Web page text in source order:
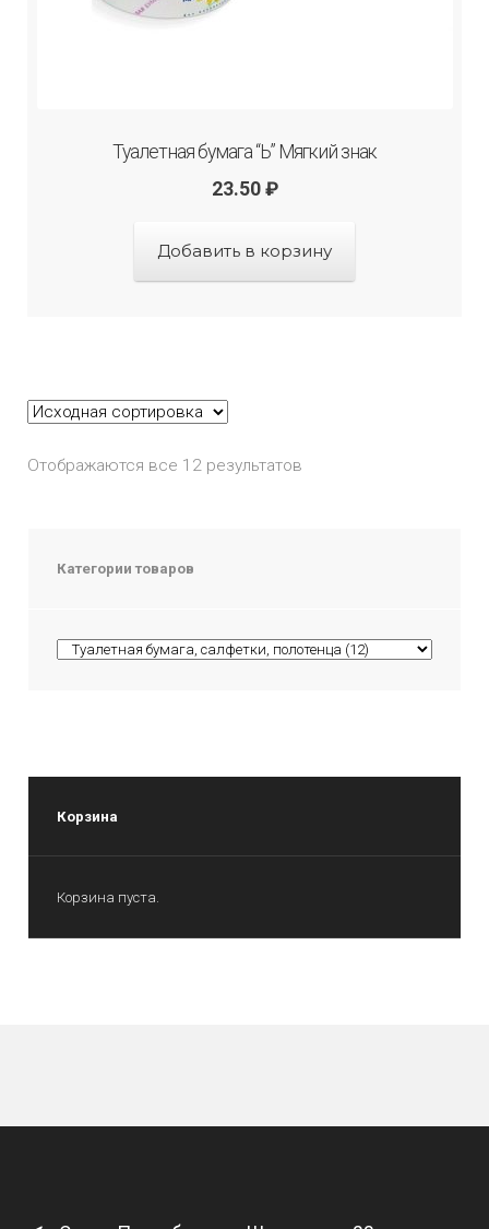
Туалетная бумага “Ь” Мягкий знак
23.50 ₽
Добавить в корзину
Отображаются все 12 результатов
Категории товаров
Корзина
Корзина пуста.